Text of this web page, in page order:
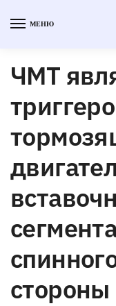
МЕНЮ
ЧМТ
стороны